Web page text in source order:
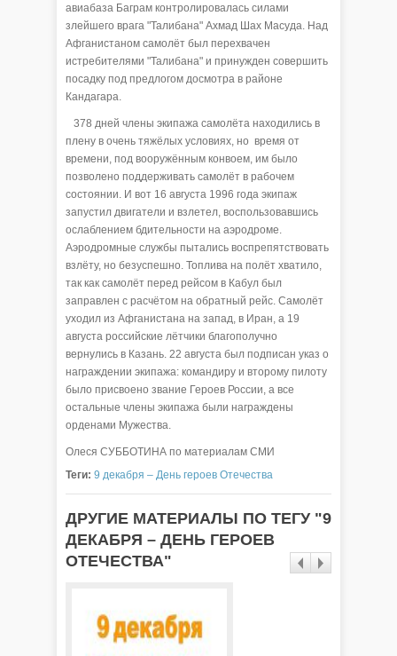
авиабаза Баграм контролировалась силами
злейшего врага "Талибана" Ахмад Шах Масуда. Над
Афганистаном самолёт был перехвачен
истребителями "Талибана" и принужден совершить
посадку под предлогом досмотра в районе
Кандагара.
378 дней члены экипажа самолёта находились в
плену в очень тяжёлых условиях, но время от
времени, под вооружённым конвоем, им было
позволено поддерживать самолёт в рабочем
состоянии. И вот 16 августа 1996 года экипаж
запустил двигатели и взлетел, воспользовавшись
ослаблением бдительности на аэродроме.
Аэродромные службы пытались воспрепятствовать
взлёту, но безуспешно. Топлива на полёт хватило,
так как самолёт перед рейсом в Кабул был
заправлен с расчётом на обратный рейс. Самолёт
уходил из Афганистана на запад, в Иран, а 19
августа российские лётчики благополучно
вернулись в Казань. 22 августа был подписан указ о
награждении экипажа: командиру и второму пилоту
было присвоено звание Героев России, а все
остальные члены экипажа были награждены
орденами Мужества.
Олеся СУББОТИНА по материалам СМИ
Теги: 9 декабря – День героев Отечества
ДРУГИЕ МАТЕРИАЛЫ ПО ТЕГУ "9
ДЕКАБРЯ – ДЕНЬ ГЕРОЕВ
ОТЕЧЕСТВА"